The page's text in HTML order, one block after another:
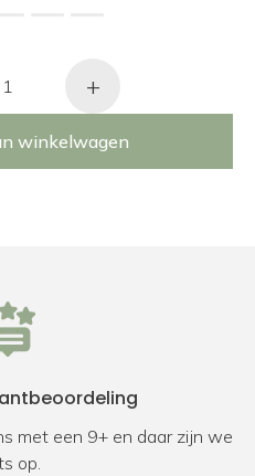
+
winkelwagen
met een 9+ en daar zijn we
op.